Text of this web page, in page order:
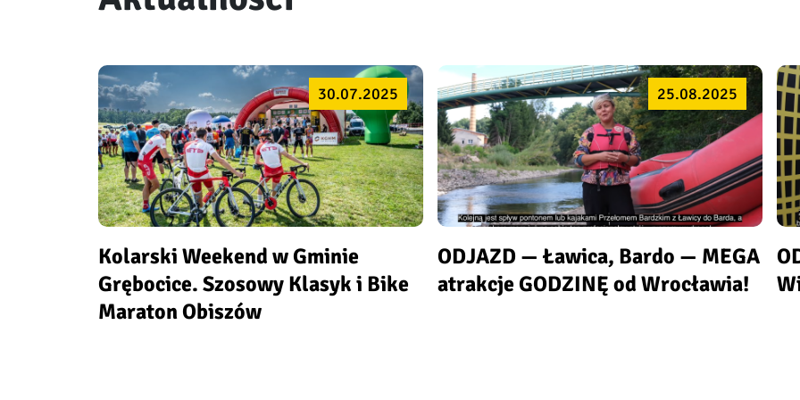
30.07.2025
Kolarski Weekend w Gminie
Grębocice. Szosowy Klasyk i Bike
Maraton Obiszów
25.08.2025
ODJAZD — Ławica, Bardo — MEGA
atrakcje GODZINĘ od Wrocławia!